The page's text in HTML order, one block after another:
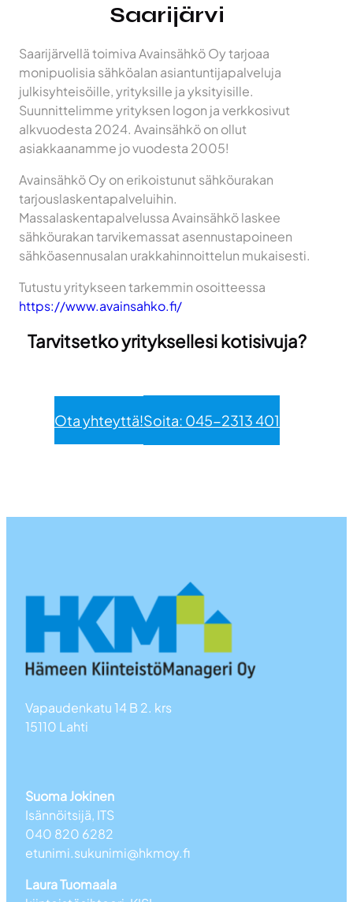
Saarijärvi
Saarijärvellä toimiva Avainsähkö Oy tarjoaa
monipuolisia sähköalan asiantuntijapalveluja
julkisyhteisöille, yrityksille ja yksityisille.
Suunnittelimme yrityksen logon ja verkkosivut
alkvuodesta 2024. Avainsähkö on ollut
asiakkaanamme jo vuodesta 2005!
Avainsähkö Oy on erikoistunut sähköurakan
tarjouslaskentapalveluihin.
Massalaskentapalvelussa Avainsähkö laskee
sähköurakan tarvikemassat asennustapoineen
sähköasennusalan urakkahinnoittelun mukaisesti.
Tutustu yritykseen tarkemmin osoitteessa
https://www.avainsahko.fi/
Tarvitsetko yrityksellesi kotisivuja?
Ota yhteyttä!Soita: 045-2313 401
Vapaudenkatu 14 B 2. krs
15110 Lahti
Suoma Jokinen
Isännöitsijä, ITS
040 820 6282
etunimi.sukunimi@hkmoy.fi
Laura Tuomaala